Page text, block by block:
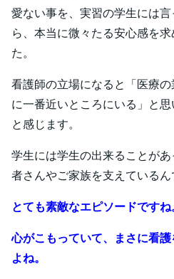
愛ない事を、実習の学生には
ら、本当に微々たる安心感を
た。
看護師の立場になると「医療
に一番近いところにいる」と思
と感じます。
学生には学生の出来ることが
者さんやご家族を支えているん
とても素敵なエピソードですね
心がこもっていて、まさに看
よね。